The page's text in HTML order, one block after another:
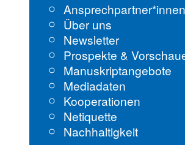
Über uns
Newsletter
Prospekte &
Manuskriptangebote
Mediadaten
Kooperationen
Netiquette
Nachhaltigkeit